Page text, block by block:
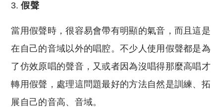
假聲
當用假聲時，很容易會帶有明顯的氣音，而且這是
在自己的音域以外的唱腔。不少人使用假聲都是為
了仿效原唱的聲音，又或者因為沒唱得那麼高唱才
轉用假聲，處理這問題最好的方法自然是訓練、拓
展自己的音高、音域。